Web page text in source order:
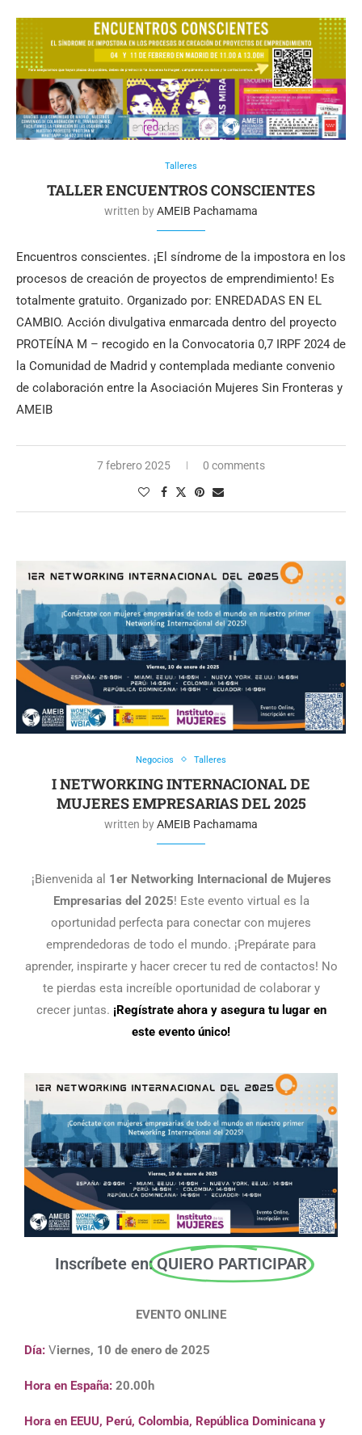
Talleres
TALLER ENCUENTROS CONSCIENTES
written byAMEIB Pachamama
Encuentros conscientes. ¡El síndrome de la impostora en los
procesos de creación de proyectos de emprendimiento! Es
totalmente gratuito. Organizado por: ENREDADAS EN EL
CAMBIO. Acción divulgativa enmarcada dentro del proyecto
PROTEÍNA M – recogido en la Convocatoria 0,7 IRPF 2024 de
la Comunidad de Madrid y contemplada mediante convenio
de colaboración entre la Asociación Mujeres Sin Fronteras y
AMEIB
7 febrero 2025 0 comments
Negocios Talleres
I NETWORKING INTERNACIONAL DE
MUJERES EMPRESARIAS DEL 2025
written byAMEIB Pachamama
¡Bienvenida al 1er Networking Internacional de Mujeres
Empresarias del 2025! Este evento virtual es la
oportunidad perfecta para conectar con mujeres
emprendedoras de todo el mundo. ¡Prepárate para
aprender, inspirarte y hacer crecer tu red de contactos! No
te pierdas esta increíble oportunidad de colaborar y
crecer juntas. ¡Regístrate ahora y asegura tu lugar en
este evento único!
Inscríbete en:QUIERO PARTICIPAR
EVENTO ONLINE
Día: Viernes, 10 de enero de 2025
Hora en España: 20.00h
Hora en EEUU, Perú, Colombia, República Dominicana y